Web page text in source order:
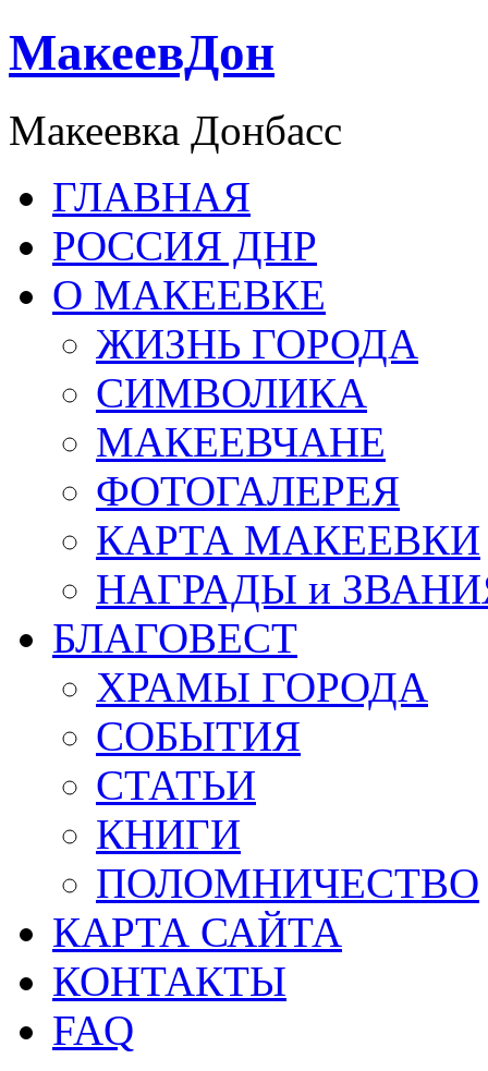
МакеевДон
Макеевка Донбасс
ГЛАВНАЯ
РОССИЯ ДНР
О МАКЕЕВКЕ
ЖИЗНЬ ГОРОДА
СИМВОЛИКА
МАКЕЕВЧАНЕ
ФОТОГАЛЕРЕЯ
КАРТА МАКЕЕВКИ
НАГРАДЫ и
БЛАГОВЕСТ
ХРАМЫ ГОРОДА
СОБЫТИЯ
СТАТЬИ
КНИГИ
ПОЛОМНИЧЕСТВО
КАРТА САЙТА
КОНТАКТЫ
FAQ